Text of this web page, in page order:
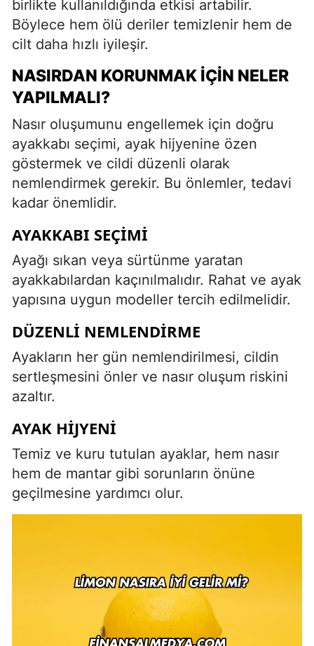
birlikte kullanıldığında etkisi artabilir.
Böylece hem ölü deriler temizlenir hem de
cilt daha hızlı iyileşir.
NASIRDAN KORUNMAK İÇIN NELER
YAPILMALI?
Nasır oluşumunu engellemek için doğru
ayakkabı seçimi, ayak hijyenine özen
göstermek ve cildi düzenli olarak
nemlendirmek gerekir. Bu önlemler, tedavi
kadar önemlidir.
AYAKKABI SEÇIMI
Ayağı sıkan veya sürtünme yaratan
ayakkabılardan kaçınılmalıdır. Rahat ve ayak
yapısına uygun modeller tercih edilmelidir.
DÜZENLI NEMLENDIRME
Ayakların her gün nemlendirilmesi, cildin
sertleşmesini önler ve nasır oluşum riskini
azaltır.
AYAK HIJYENI
Temiz ve kuru tutulan ayaklar, hem nasır
hem de mantar gibi sorunların önüne
geçilmesine yardımcı olur.